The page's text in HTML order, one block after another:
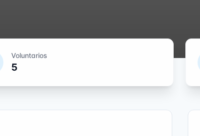
Voluntarios
5